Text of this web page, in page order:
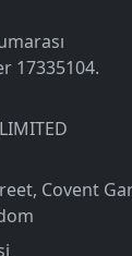
17335104.
Covent